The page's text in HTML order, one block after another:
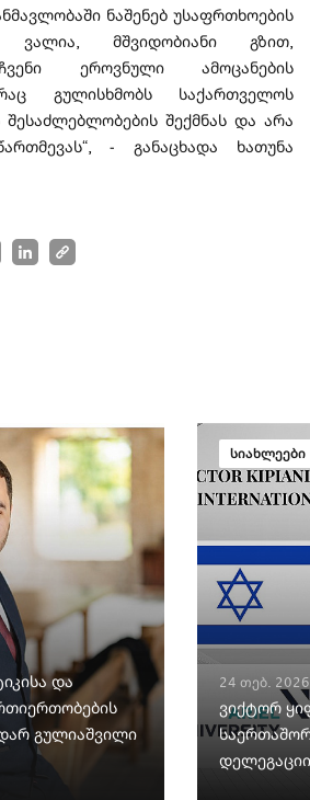
ნაშენებ უსაფრთხოების
ვალია, მშვიდობიანი გზით,
ეროვნული ამოცანების
გულისხმობს საქართველოს
შესაძლებლობების შექმნას და არა
- განაცხადა ხათუნა
და
გულიაშვილი
სიახლეები
24 თებ. 2026
ვიქტორ